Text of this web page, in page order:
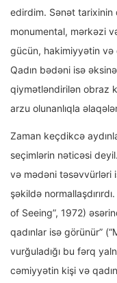
edirdim. Sənət
monumental, mərkəzi
gücün, hakimiyyətin və
Qadın bədəni isə
qiymətləndirilən obraz
arzu olunanlıqla
Zaman keçdikcə
seçimlərin nəticəsi
və mədəni təsəvvürləri
şəkildə
of Seeing”, 1972)
qadınlar isə görünür”
vurğuladığı bu fərq
cəmiyyətin kişi və